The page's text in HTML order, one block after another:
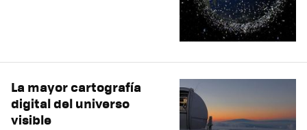
La mayor cartografía
digital del universo
visible